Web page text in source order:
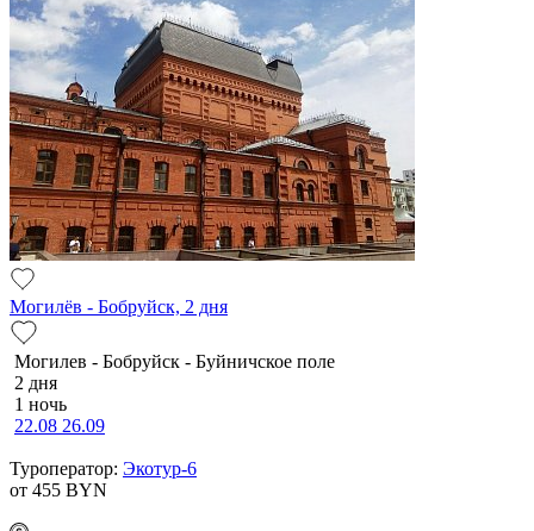
Могилёв - Бобруйск, 2 дня
Мо­ги­лев - Бобруйск - Буй­нич­ское по­ле
2 дня
1 ночь
22.08 26.09
Туроператор: Экотур-6
от 455 BYN